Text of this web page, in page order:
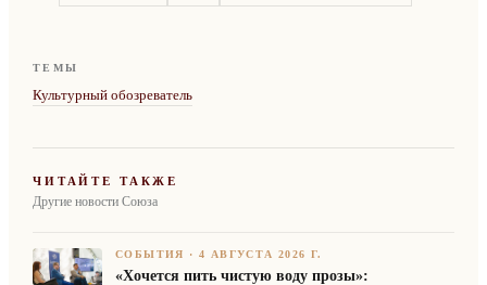
ТЕМЫ
Культурный обозреватель
ЧИТАЙТЕ ТАКЖЕ
Другие новости Союза
СОБЫТИЯ ·4 АВГУСТА 2026 Г.
«Хочется пить чистую воду прозы»: